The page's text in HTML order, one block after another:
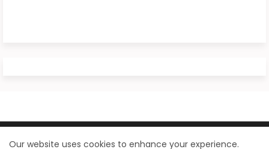
Design by - Blogger Templates | Distributed by
Our website uses cookies to enhance your experience.